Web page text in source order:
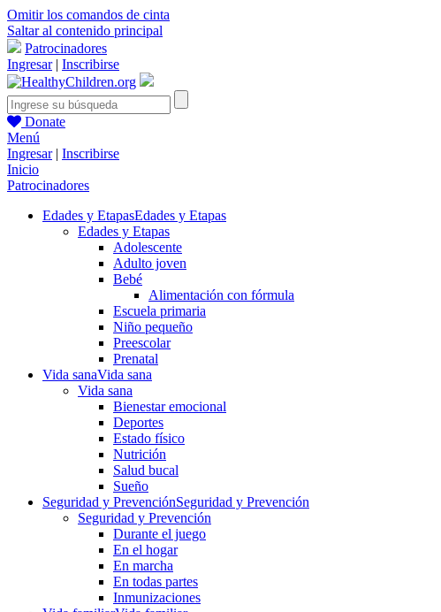
Omitir los comandos de cinta
Saltar al contenido principal
Patrocinadores
Ingresar| Inscribirse
Donate
Menú
Ingresar| Inscribirse
Inicio
Patrocinadores
Edades y EtapasEdades y Etapas
Edades y Etapas
Adolescente
Adulto joven
Bebé
Alimentación con fórmula
Escuela primaria
Niño pequeño
Preescolar
Prenatal
Vida sanaVida sana
Vida sana
Bienestar emocional
Deportes
Estado físico
Nutrición
Salud bucal
Sueño
Seguridad y PrevenciónSeguridad y Prevención
Seguridad y Prevención
Durante el juego
En el hogar
En marcha
En todas partes
Inmunizaciones